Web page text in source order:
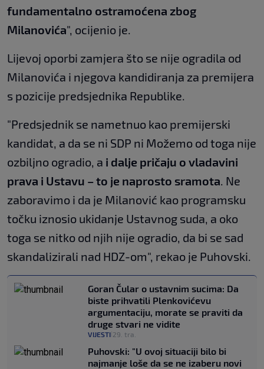
fundamentalno ostramoćena zbog
Milanovića", ocijenio je.
Lijevoj oporbi zamjera što se nije ogradila od
Milanovića i njegova kandidiranja za premijera
s pozicije predsjednika Republike.
"Predsjednik se nametnuo kao premijerski
kandidat, a da se ni SDP ni Možemo od toga nije
ozbiljno ogradio, a i dalje pričaju o vladavini
prava i Ustavu – to je naprosto sramota. Ne
zaboravimo i da je Milanović kao programsku
točku iznosio ukidanje Ustavnog suda, a oko
toga se nitko od njih nije ogradio, da bi se sad
skandalizirali nad HDZ-om", rekao je Puhovski.
Goran Čular o ustavnim sucima: Da
biste prihvatili Plenkovićevu
argumentaciju, morate se praviti da
druge stvari ne vidite
VIJESTI 29. tra.
Puhovski: "U ovoj situaciji bilo bi
najmanje loše da se ne izaberu novi